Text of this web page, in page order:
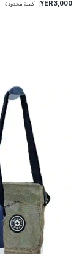
YER3,000 كمية محدودة